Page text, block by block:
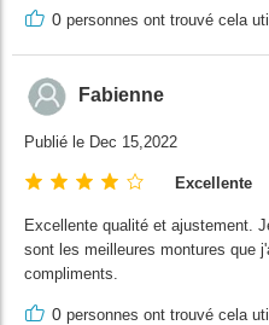
0 personnes ont trouvé cela
Fabienne
Publié le Dec 15,2022
Excellente
Excellente qualité et ajustement.
sont les meilleures montures que
compliments.
0 personnes ont trouvé cela